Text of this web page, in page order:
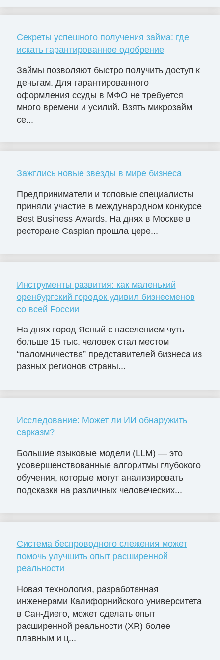
Секреты успешного получения займа: где
искать гарантированное одобрение
Займы позволяют быстро получить доступ к
деньгам. Для гарантированного
оформления ссуды в МФО не требуется
много времени и усилий. Взять микрозайм
се...
Зажглись новые звезды в мире бизнеса
Предприниматели и топовые специалисты
приняли участие в международном конкурсе
Best Business Awards. На днях в Москве в
ресторане Caspian прошла цере...
Инструменты развития: как маленький
оренбургский городок удивил бизнесменов
со всей России
На днях город Ясный с населением чуть
больше 15 тыс. человек стал местом
“паломничества” представителей бизнеса из
разных регионов страны...
Исследование: Может ли ИИ обнаружить
сарказм?
Большие языковые модели (LLM) — это
усовершенствованные алгоритмы глубокого
обучения, которые могут анализировать
подсказки на различных человеческих...
Система беспроводного слежения может
помочь улучшить опыт расширенной
реальности
Новая технология, разработанная
инженерами Калифорнийского университета
в Сан-Диего, может сделать опыт
расширенной реальности (XR) более
плавным и ц...